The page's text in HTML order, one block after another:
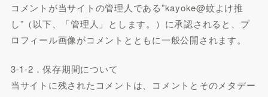
コメントが当サイトの管理人である”kayoke@蚊よけ推
し”（以下、「管理人」とします。）に承認されると、プ
ロフィール画像がコメントとともに一般公開されます。
3-1-2．保存期間について
当サイトに残されたコメントは、コメントとそのメタデー